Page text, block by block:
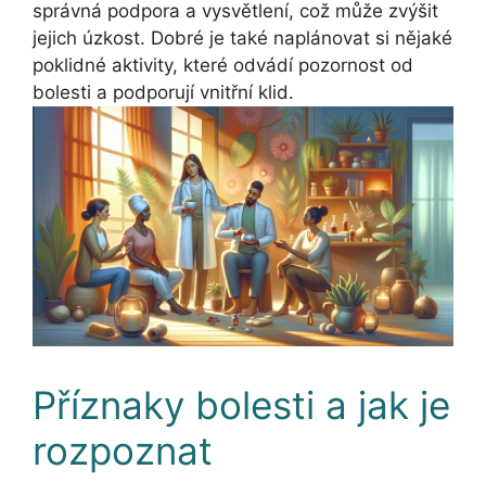
správná podpora a vysvětlení, což může zvýšit
jejich úzkost. Dobré je také naplánovat si nějaké
poklidné aktivity, které odvádí pozornost od
bolesti a podporují vnitřní klid.
Příznaky bolesti a jak je
rozpoznat